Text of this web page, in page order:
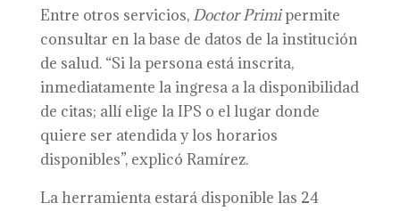
Entre otros servicios, Doctor Primipermite
consultar en la base de datos de la institución
de salud. “Si la persona está inscrita,
inmediatamente la ingresa a la disponibilidad
de citas; allí elige la IPS o el lugar donde
quiere ser atendida y los horarios
disponibles”, explicó Ramírez.
La herramienta estará disponible las 24